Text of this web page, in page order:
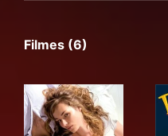
Filmes (6)